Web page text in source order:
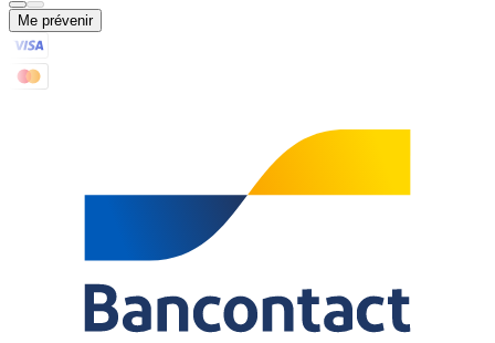
Me prévenir